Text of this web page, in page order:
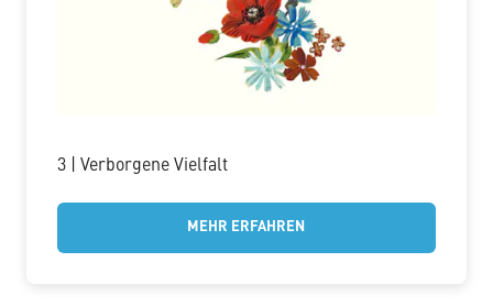
3 | Verborgene Vielfalt
MEHR ERFAHREN